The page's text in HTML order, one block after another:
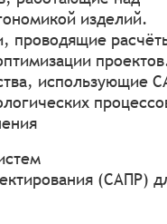
изделий.
проводящие
использующие
(САПР)